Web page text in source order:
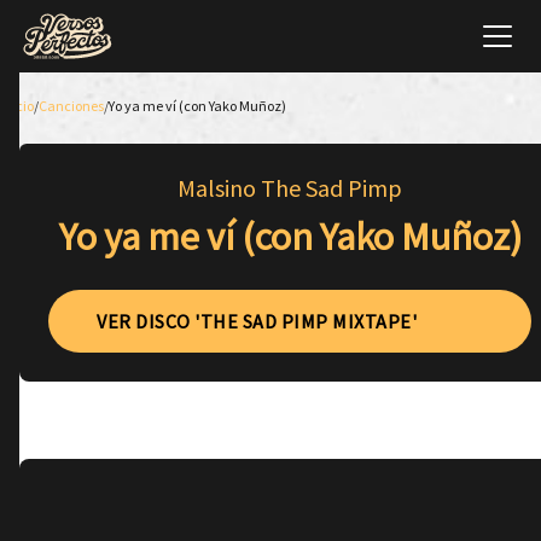
Inicio/Canciones/Yo ya me ví (con Yako Muñoz)
Malsino The Sad Pimp
Yo ya me ví (con Yako Muñoz)
VER DISCO 'THE SAD PIMP MIXTAPE'